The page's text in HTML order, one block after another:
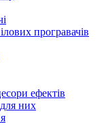
програвачів
ефектів
них